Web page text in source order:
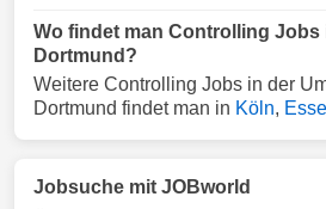
Wo findet man Controlling Jobs
Dortmund?
Weitere Controlling Jobs in der
Dortmund findet man in Köln,
Jobsuche mit JOBworld